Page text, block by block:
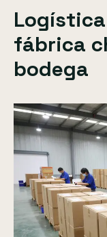
fábrica
bodega